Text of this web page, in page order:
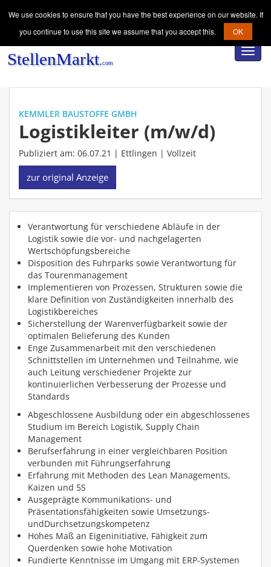
KEMMLER BAUSTOFFE GMBH
Logistikleiter (m/w/d)
Publiziert am: 06.07.21 | Ettlingen | Vollzeit
zur original Anzeige
Verantwortung für verschiedene Abläufe in der
Logistik sowie die vor- und nachgelagerten
Wertschöpfungsbereiche
Disposition des Fuhrparks sowie Verantwortung für
das Tourenmanagement
Implementieren von Prozessen, Strukturen sowie die
klare Definition von Zuständigkeiten innerhalb des
Logistikbereiches
Sicherstellung der Warenverfügbarkeit sowie der
optimalen Belieferung des Kunden
Enge Zusammenarbeit mit den verschiedenen
Schnittstellen im Unternehmen und Teilnahme, wie
auch Leitung verschiedener Projekte zur
kontinuierlichen Verbesserung der Prozesse und
Standards
Abgeschlossene Ausbildung oder ein abgeschlossenes
Studium im Bereich Logistik, Supply Chain
Management
Berufserfahrung in einer vergleichbaren Position
verbunden mit Führungserfahrung
Erfahrung mit Methoden des Lean Managements,
Kaizen und 5S
Ausgeprägte Kommunikations- und
Präsentationsfähigkeiten sowie Umsetzungs-
undDurchsetzungskompetenz
Hohes Maß an Eigeninitiative, Fähigkeit zum
Querdenken sowie hohe Motivation
Fundierte Kenntnisse im Umgang mit ERP-Systemen
We use cookies to ensure that you have the best experience on our website. If
you continue to use this site we assume that you accept this.
OK